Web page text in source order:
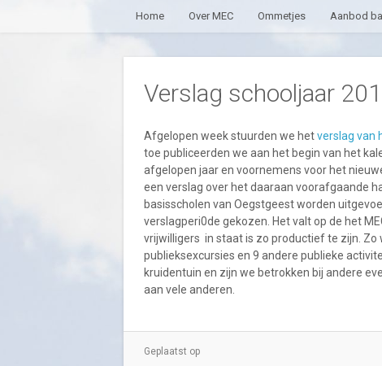
Home Over MEC Ommetjes Aanbod
Verslag schooljaar
Afgelopen week stuurden we hetverslag van
toe publiceerden we aan het begin van het
afgelopen jaar en voornemens voor het
een verslag over het daaraan voorafgaande
basisscholen van Oegstgeest worden
verslagperi0de gekozen. Het valt op de het
vrijwilligers in staat is zo productief te zijn.
publieksexcursies en 9 andere publieke
kruidentuin en zijn we betrokken bij andere
aan vele anderen.
Geplaatst op